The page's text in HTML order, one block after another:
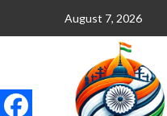
August 7, 2026